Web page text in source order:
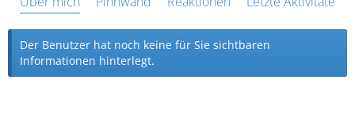
Der Benutzer hat noch keine für Sie sichtbaren
Informationen hinterlegt.